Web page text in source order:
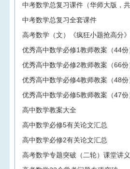
中考数学总复习课件（华师大版，共
中考数学总复习全套课件
高考数学（文）《疯狂小题抢高分
优秀高中数学必修1教师教案（44份
优秀高中数学必修2教师教案（66份
优秀高中数学必修4教师教案（48份
优秀高中数学必修5教师教案（47份
高中数学教案大全
高中数学必修5有关论文汇总
高中数学必修2有关论文汇总
高考数学专题突破（二轮）课堂讲